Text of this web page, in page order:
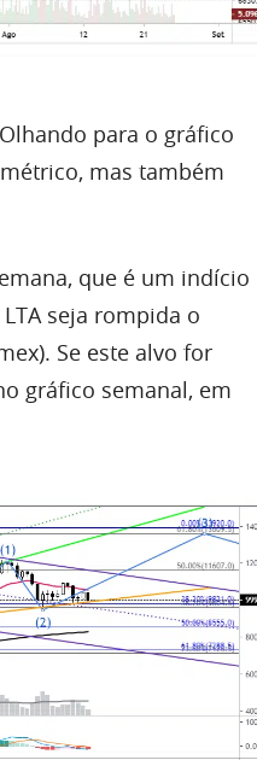
para o gráfico
mas também
que é um indício
LTA seja rompida o
Se este alvo for
gráfico semanal, em